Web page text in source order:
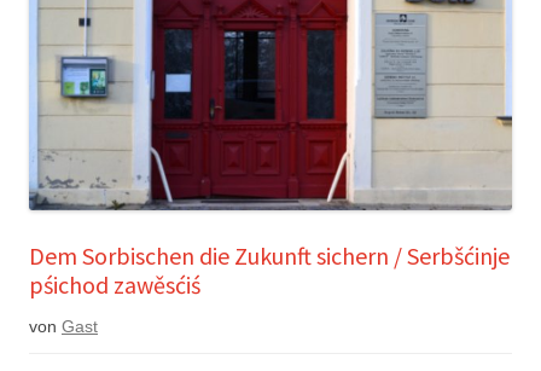
Dem Sorbischen die Zukunft sichern / Serbšćinje
pśichod zawěsćiś
von Gast